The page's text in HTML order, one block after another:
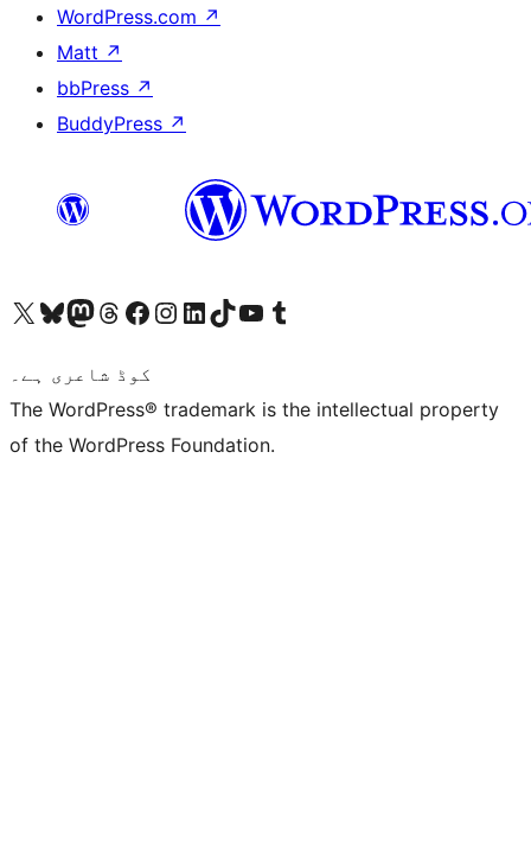
WordPress.com ↗
Matt ↗
bbPress ↗
BuddyPress ↗
Visit our X (formerly Twitter) account
ہمارے بلیواسکائی اکاؤنٹ پر جائیں
Visit our Mastodon account
ہمارے ٹھریڈز اکاؤنٹ پر جائیں
Visit our Facebook page
Visit our Instagram account
Visit our LinkedIn account
ہمارے ٹک ٹاک اکاؤنٹ پر جائیں
Visit our YouTube channel
ہمارے ٹمبلر اکاؤنٹ پر جائیں
کوڈ شاعری ہے۔
The WordPress® trademark is the intellectual property
of the WordPress Foundation.